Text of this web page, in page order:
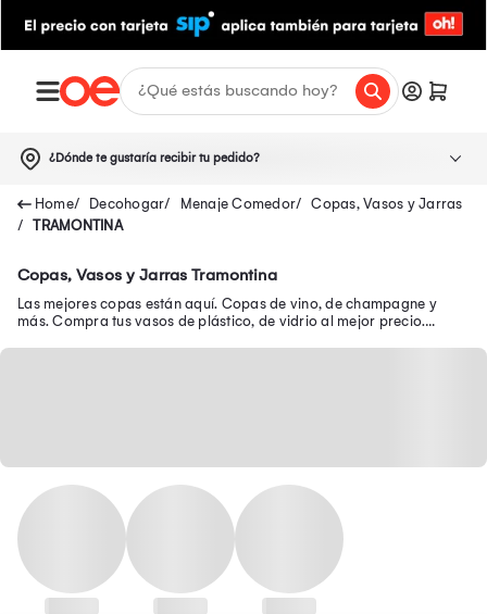
¿Dónde te gustaría recibir tu pedido?
Decohogar Menaje Comedor
Copas, Vasos y Jarras
TRAMONTINA
Copas, Vasos y Jarras Tramontina
Las mejores copas están aquí. Copas de vino, de champagne y
más. Compra tus vasos de plástico, de vidrio al mejor precio.